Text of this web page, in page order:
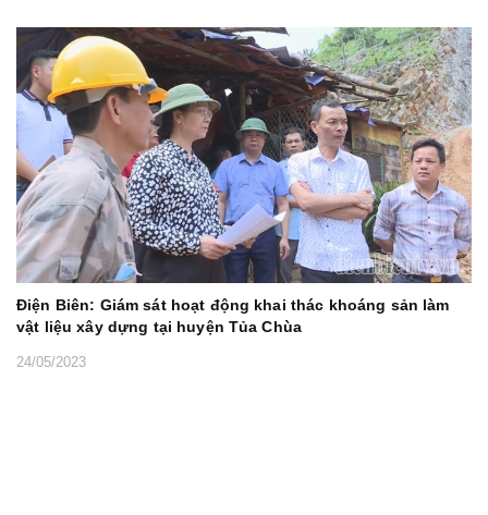
Điện Biên: Giám sát hoạt động khai thác khoáng sản làm
vật liệu xây dựng tại huyện Tủa Chùa
24/05/2023